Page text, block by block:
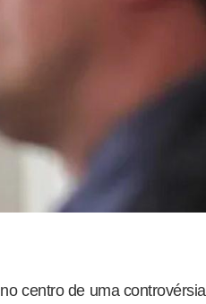
centro de uma controvérsia